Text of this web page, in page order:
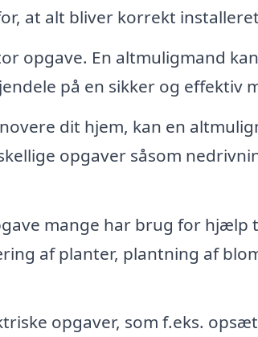
at alt bliver korrekt
opgave. En altmuligmand
på en sikker og effektiv
dit hjem, kan en
opgaver såsom
mange har brug for hjælp
af planter, plantning af
opgaver, som f.eks.